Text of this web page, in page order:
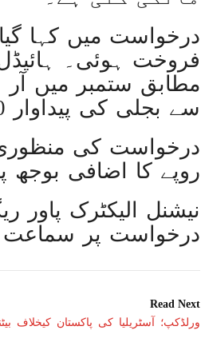
سے بجلی کی پیداوار 1.80 فیصد رہی۔
روپے کا اضافی بوجھ
درخواست پر
Read Next
ورلڈکپ؛ آسٹریلیا کی پاکستان کیخلاف